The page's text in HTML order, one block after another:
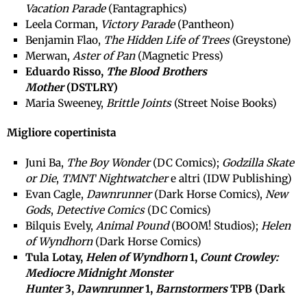
Vacation Parade(Fantagraphics)
Leela Corman, Victory Parade(Pantheon)
Benjamin Flao, The Hidden Life of Trees(Greystone)
Merwan, Aster of Pan(Magnetic Press)
Eduardo Risso, The Blood Brothers
Mother(DSTLRY)
Maria Sweeney, Brittle Joints(Street Noise Books)
Migliore copertinista
Juni Ba, The Boy Wonder(DC Comics); Godzilla Skate
or Die, TMNT Nightwatchere altri (IDW Publishing)
Evan Cagle, Dawnrunner(Dark Horse Comics), New
Gods, Detective Comics(DC Comics)
Bilquis Evely, Animal Pound(BOOM! Studios); Helen
of Wyndhorn(Dark Horse Comics)
Tula Lotay, Helen of Wyndhorn1, Count Crowley:
Mediocre Midnight Monster
Hunter3, Dawnrunner1, BarnstormersTPB (Dark